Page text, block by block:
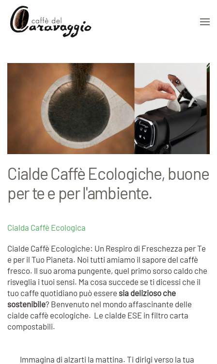
Skip to main content
Cialde Caffè Ecologiche, buone
per te e per l'ambiente.
Cialda Caffè Ecologica
Cialde Caffè Ecologiche: Un Respiro di Freschezza per Te
e per il Tuo Pianeta. Noi tutti amiamo il sapore del caffè
fresco. Il suo aroma pungente, quel primo sorso caldo che
risveglia i tuoi sensi. Ma cosa succede se ti dicessi che il
tuo caffe quotidiano può essere sia delizioso che
sostenibile? Benvenuto nel mondo affascinante delle
cialde caffè ecologiche. Le cialde ESE in filtro carta
compostabili.
Immagina di alzarti la mattina. Ti dirigi verso la tua